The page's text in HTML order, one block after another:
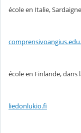
école en Italie,
école en Finlande,
liedonlukio.fi